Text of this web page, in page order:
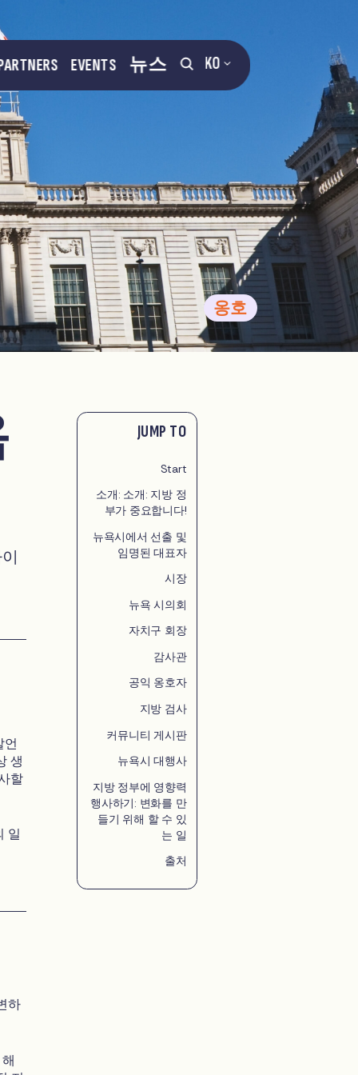
KO
EVENTS 뉴스
옹호
언
생
할
일
하
JUMP TO
Start
소개: 소개: 지방 정
부가 중요합니다!
뉴욕시에서 선출 및
임명된 대표자
시장
뉴욕 시의회
자치구 회장
감사관
공익 옹호자
지방 검사
커뮤니티 게시판
뉴욕시 대행사
지방 정부에 영향력
행사하기: 변화를 만
들기 위해 할 수 있
는 일
출처